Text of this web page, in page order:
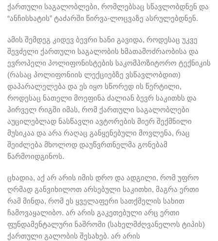
ქართული საგალობლები, რომლებსაც სწავლობდნენ და
“ანჩისხატის” ტაძარში წირვა-ლოცვაზე ასრულებდნენ.
ამის შემდეგ კიდევ ბევრი ხანი გავიდა, როდესაც უკვე
შევძელი ქართული საგალობის ხმათამოძრაობისა და
ევროპელი პოლიფონისტების საკომპოზიტორო ტექნიკის
(რასაც პოლიფონიის ლექციებზე ვსწავლობდით)
დაპარალელება და ეს იყო სწორედ ის წერტილი,
როდესაც ნათელი მოეფინა ძალიან ბევრ საკითხს და
პირველ რიგში იმას, რომ ქართული საგალობლები
აუცილებლად ნასწავლი ავტორების მიერ შექმნილი
მუსიკაა და არა რაღაც განყენებული მოვლენა, რაც
შეიძლება მხოლოდ დაუწვრთნელმა გონებამ
წარმოიდგინოს.
ცხადია, აქ არ არის იმის დრო და ადგილი, რომ უფრო
ღრმად განვიხილოთ არსებული საკითხი, მაგრა ერთი
რამ მინდა, რომ ეს ყველაფერი სათქმელის სახით
ჩამოვაყალიბო. არ არის გაკეთებული არც ერთი
ფუნდამენტალური ნაშრომი (სახელმძღვანელოს ტიპის)
ქართული გალობის შესახებ. არ არის